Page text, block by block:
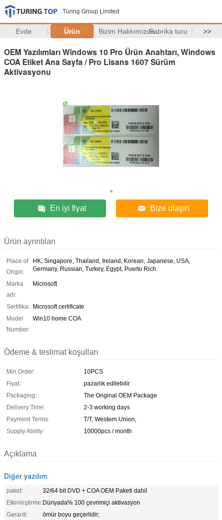
Turing Group Limited
Evde Ürün Bizim HakkımızdaFabrika turu >>
OEM Yazılımları Windows 10 Pro Ürün Anahtarı, Windows
COA Etiket Ana Sayfa / Pro Lisans 1607 Sürüm
Aktivasyonu
En iyi fiyat Bize ulaşın
Ürün ayrıntıları
Place of
Origin:
HK, Singapore, Thailand, Ireland, Korean, Japanese, USA,
Germany, Russian, Turkey, Egypt, Puerto Rich.
Marka
adı:
Microsoft
Sertifika: Microsoft certificate
Model
Number:
Win10 home COA
Ödeme & teslimat koşulları
Min Order:
10PCS
Fiyat:
pazarlık edilebilir
Packaging:
The Original OEM Package
Delivery Time:
2-3 working days
Payment Terms:
T/T, Western Union,
Supply Ability:
10000pcs / month
Açıklama
Diğer yazılım
paket:
32/64 bit DVD + COA OEM Paketi dahil
Etkinleştirme:Dünyada% 100 çevrimiçi aktivasyon
Garanti:
ömür boyu geçerlidir;